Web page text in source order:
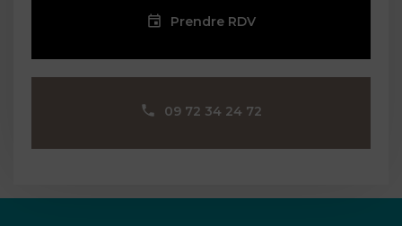
Prendre RDV
09 72 34 24 72